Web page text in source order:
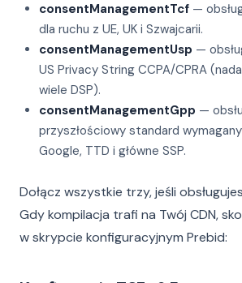
consentManagementTcf —
dla ruchu z UE, UK i Szwajcarii.
consentManagementUsp —
US Privacy String CCPA/CPRA
wiele DSP).
consentManagementGpp —
przyszłościowy standard
Google, TTD i główne SSP.
Dołącz wszystkie trzy, jeśli
Gdy kompilacja trafi na Twój CDN,
w skrypcie konfiguracyjnym Prebid: